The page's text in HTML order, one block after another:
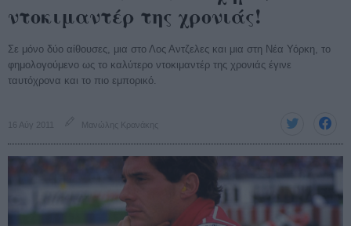
ντοκιμαντέρ της χρονιάς!
Σε μόνο δύο αίθουσες, μια στο Λος Αντζελες και μια στη Νέα Υόρκη, το
φημολογούμενο ως το καλύτερο ντοκιμαντέρ της χρονιάς έγινε
ταυτόχρονα και το πιο εμπορικό.
16 Αύγ 2011 Μανώλης Κρανάκης